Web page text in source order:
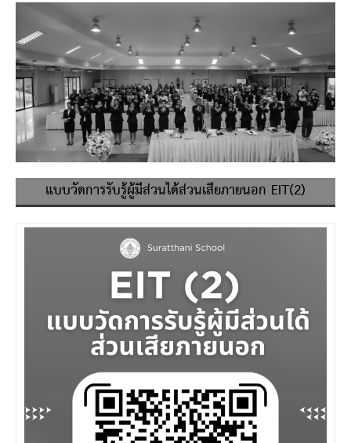
แบบวัดการรับรู้ผู้มีส่วนได้ส่วนเสียภายนอก EIT(2)